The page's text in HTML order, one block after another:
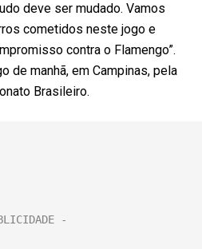
deve ser mudado. Vamos
cometidos neste jogo e
contra o Flamengo”.
de manhã, em Campinas, pela
Brasileiro.